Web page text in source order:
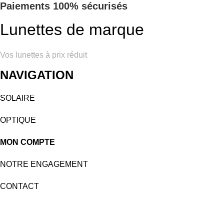
Paiements 100% sécurisés
Lunettes de marque
Vos lunettes à prix réduit
NAVIGATION
SOLAIRE
OPTIQUE
MON COMPTE
NOTRE ENGAGEMENT
CONTACT